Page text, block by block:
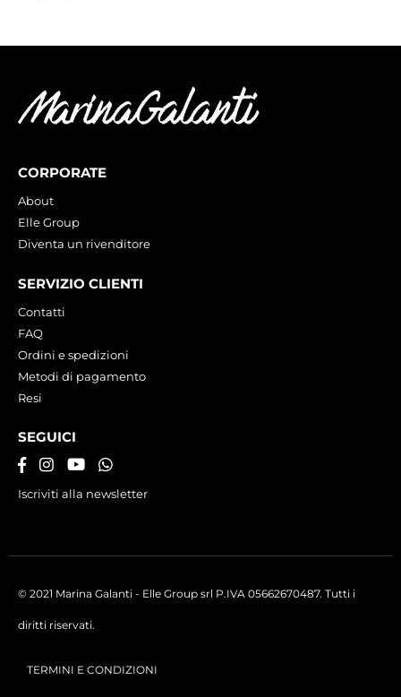
CORPORATE
About
Elle Group
Diventa un rivenditore
SERVIZIO CLIENTI
Contatti
FAQ
Ordini e spedizioni
Metodi di pagamento
Resi
SEGUICI
Iscriviti alla newsletter
TERMINI E CONDIZIONI
© 2021 Marina Galanti - Elle Group srl P.IVA 05662670487. Tutti i
diritti riservati.